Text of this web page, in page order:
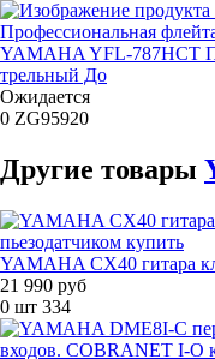
YAMAHA YFL-787HCT
трельный До
Ожидается
0 ZG95920
Другие товары
YAMAHA CX40 гитара
21 990 руб
0 шт 334